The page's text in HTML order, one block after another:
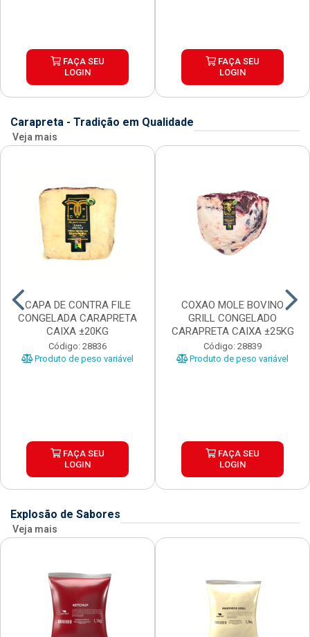
FAÇA SEU
LOGIN
FAÇA SEU
LOGIN
Carapreta - Tradição em Qualidade
Veja mais
CAPA DE CONTRA FILE
CONGELADA CARAPRETA
CAIXA ±20KG
Código: 28836
Produto de peso variável
FAÇA SEU
LOGIN
COXAO MOLE BOVINO
GRILL CONGELADO
CARAPRETA CAIXA ±25KG
Código: 28839
Produto de peso variável
FAÇA SEU
LOGIN
Explosão de Sabores
Veja mais